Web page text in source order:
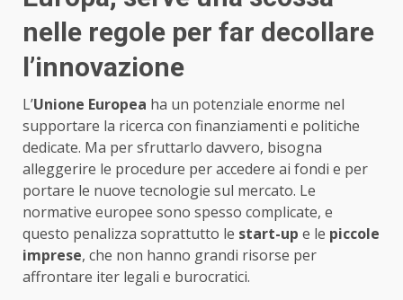
nelle regole per far decollare
l’innovazione
L’Unione Europea ha un potenziale enorme nel
supportare la ricerca con finanziamenti e politiche
dedicate. Ma per sfruttarlo davvero, bisogna
alleggerire le procedure per accedere ai fondi e per
portare le nuove tecnologie sul mercato. Le
normative europee sono spesso complicate, e
questo penalizza soprattutto le start-up e le piccole
imprese, che non hanno grandi risorse per
affrontare iter legali e burocratici.